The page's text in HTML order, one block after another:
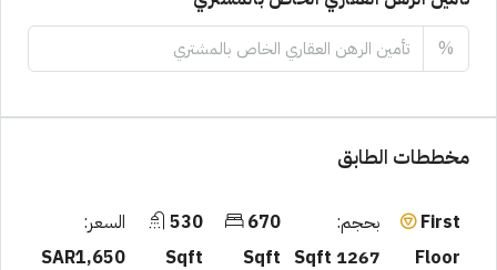
%
مخططات الطابق
First
Floor
بحجم:
1267 Sqft
670
Sqft
530
Sqft
السعر:
SAR1,650